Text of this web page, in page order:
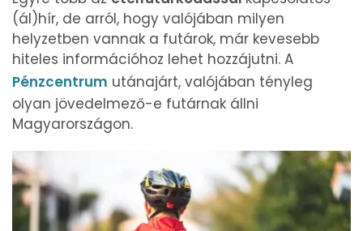
(ál)hír, de arról, hogy valójában milyen
helyzetben vannak a futárok, már kevesebb
hiteles információhoz lehet hozzájutni. A
Pénzcentrum utánajárt, valójában tényleg
olyan jövedelmező-e futárnak állni
Magyarországon.